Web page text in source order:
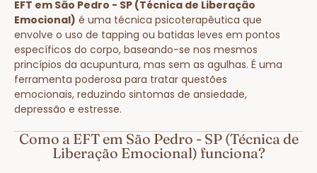
EFT em São Pedro - SP (Técnica de Liberação
Emocional) é uma técnica psicoterapêutica que
envolve o uso de tapping ou batidas leves em pontos
específicos do corpo, baseando-se nos mesmos
princípios da acupuntura, mas sem as agulhas. É uma
ferramenta poderosa para tratar questões
emocionais, reduzindo sintomas de ansiedade,
depressão e estresse.
Como a EFT em São Pedro - SP (Técnica de
Liberação Emocional) funciona?